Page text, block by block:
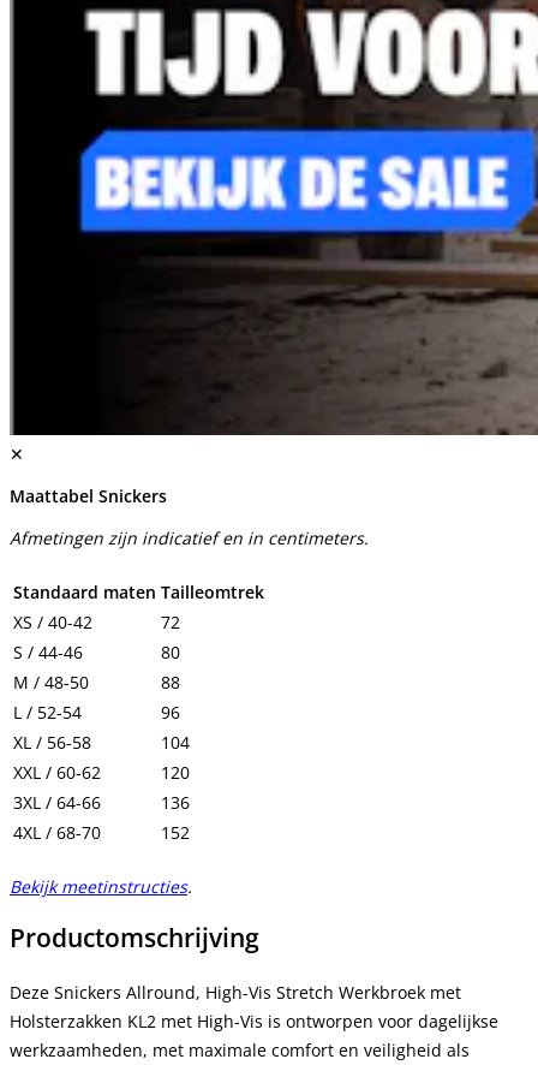
✕
Maattabel Snickers
Afmetingen zijn indicatief en in centimeters.
Standaard maten Tailleomtrek
XS / 40-42
72
S / 44-46
80
M / 48-50
88
L / 52-54
96
XL / 56-58
104
XXL / 60-62
120
3XL / 64-66
136
4XL / 68-70
152
Bekijk meetinstructies.
Productomschrijving
Deze Snickers Allround, High-Vis Stretch Werkbroek met
Holsterzakken KL2 met High-Vis is ontworpen voor dagelijkse
werkzaamheden, met maximale comfort en veiligheid als